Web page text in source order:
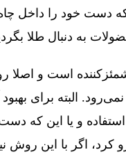
دست خود را داخل
به دنبال طلا
است و اصلا
البته برای
و یا این که
کرد، اگر با این روش